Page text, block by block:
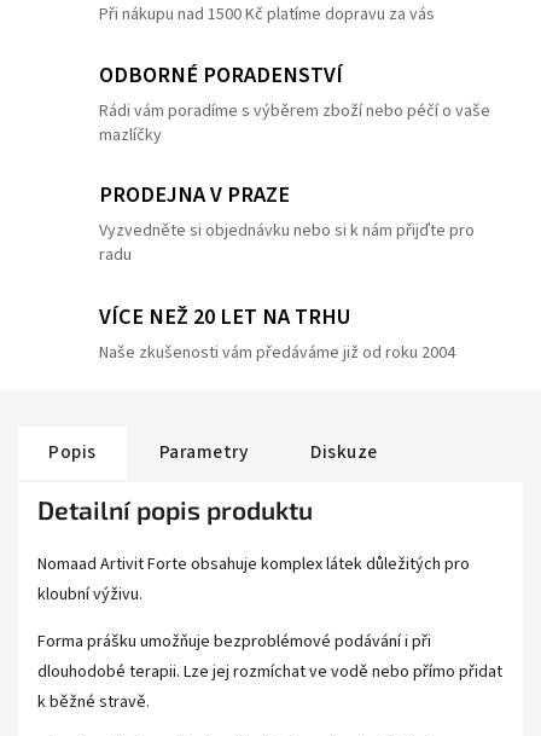
Při nákupu nad 1500 Kč platíme dopravu za vás
ODBORNÉ PORADENSTVÍ
Rádi vám poradíme s výběrem zboží nebo péčí o vaše
mazlíčky
PRODEJNA V PRAZE
Vyzvedněte si objednávku nebo si k nám přijďte pro
radu
VÍCE NEŽ 20 LET NA TRHU
Naše zkušenosti vám předáváme již od roku 2004
Popis Parametry Diskuze
Detailní popis produktu
Nomaad Artivit Forte obsahuje komplex látek důležitých pro
kloubní výživu.
Forma prášku umožňuje bezproblémové podávání i při
dlouhodobé terapii. Lze jej rozmíchat ve vodě nebo přímo přidat
k běžné stravě.